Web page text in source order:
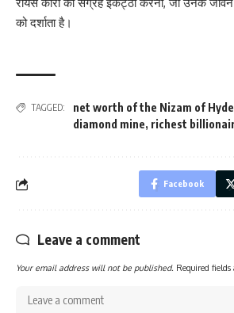
को दर्शाता है।
TAGGED: net worth of the Nizam of
diamond mine, richest
Facebook
Leave a comment
Your email address will not be published. Required fields